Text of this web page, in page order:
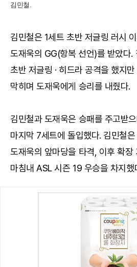
김민철.
김민철은 1세트 초반 저글링 러시
도재욱의 GG(항복 선언)를 받았다.
초반 저글링 · 히드라 공격을 했지
막히며 도재욱에게 승리를 내줬다.
김민철과 도재욱은 승패를 주고받
마지막 7세트에 돌입했다. 김민철
도재욱의 앞마당을 타격, 이후 확장
마침내 ASL 시즌 19 우승을 차지했